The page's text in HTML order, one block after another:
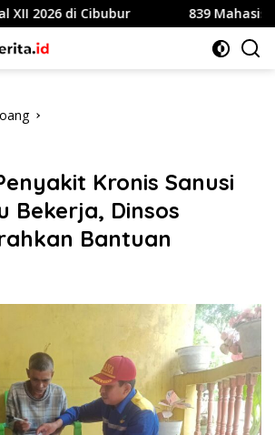
Cibubur 839 Mahasiswa
Kronis Sanusi
Bekerja, Dinsos
Bantuan